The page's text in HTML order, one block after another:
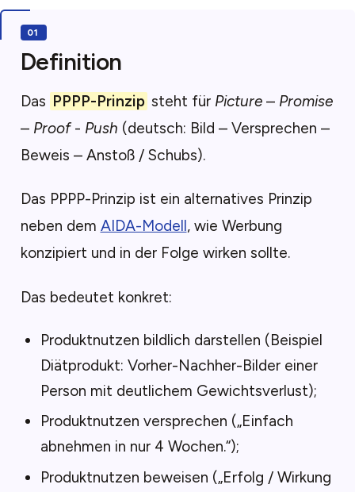
Definition
Das PPPP-Prinzip steht für Picture– Promise
– Proof- Push (deutsch: Bild – Versprechen –
Beweis – Anstoß / Schubs).
Das PPPP-Prinzip ist ein alternatives Prinzip
neben dem AIDA-Modell, wie Werbung
konzipiert und in der Folge wirken sollte.
Das bedeutet konkret:
Produktnutzen bildlich darstellen (Beispiel
Diätprodukt: Vorher-Nachher-Bilder einer
Person mit deutlichem Gewichtsverlust);
Produktnutzen versprechen („Einfach
abnehmen in nur 4 Wochen.“);
Produktnutzen beweisen („Erfolg / Wirkung